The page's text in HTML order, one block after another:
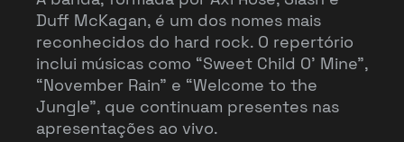
Duff McKagan, é um dos nomes mais
reconhecidos do hard rock. O repertório
inclui músicas como “Sweet Child O’ Mine”,
“November Rain” e “Welcome to the
Jungle”, que continuam presentes nas
apresentações ao vivo.